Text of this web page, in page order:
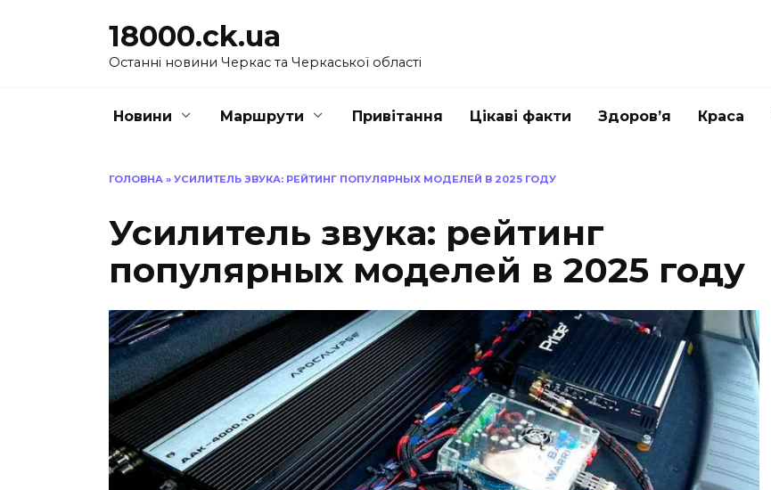
18000.ck.ua
Останні новини Черкас та Черкаської області
Новини Маршрути Привітання Цікаві факти Здоров’я Краса
ГОЛОВНА » УСИЛИТЕЛЬ ЗВУКА: РЕЙТИНГ ПОПУЛЯРНЫХ МОДЕЛЕЙ В 2025 ГОДУ
Усилитель звука: рейтинг
популярных моделей в 2025 году